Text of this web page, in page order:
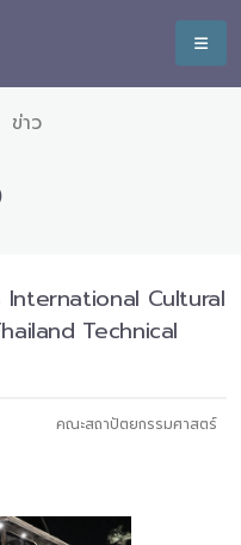
ข่าว
International Cultural
Technical
คณะสถาปัตยกรรมศาสตร์